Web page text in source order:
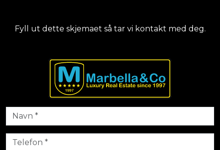
Fyll ut dette skjemaet så tar vi kontakt med deg.